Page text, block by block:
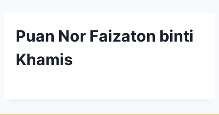
Puan Nor Faizaton binti
Khamis